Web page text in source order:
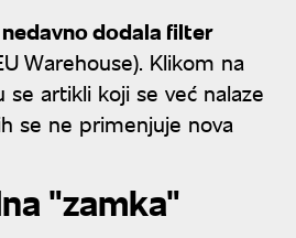
dodala filter
Warehouse). Klikom na
se artikli koji se već nalaze
se ne primenjuje nova
"zamka"